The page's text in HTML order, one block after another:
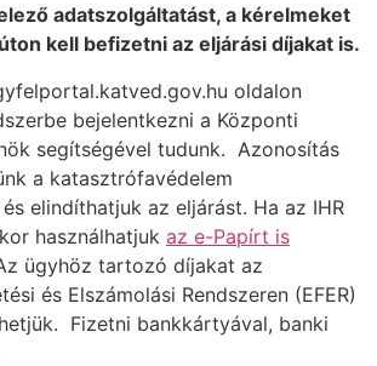
adatszolgáltatást, a kérelmeket
kell befizetni az eljárási díjakat is.
oldalon
bejelentkezni a Központi
segítségével tudunk. Azonosítás
a katasztrófavédelem
elindíthatjuk az eljárást. Ha az IHR
használhatjuk az e-Papírt is
ügyhöz tartozó díjakat az
és Elszámolási Rendszeren (EFER)
Fizetni bankkártyával, banki